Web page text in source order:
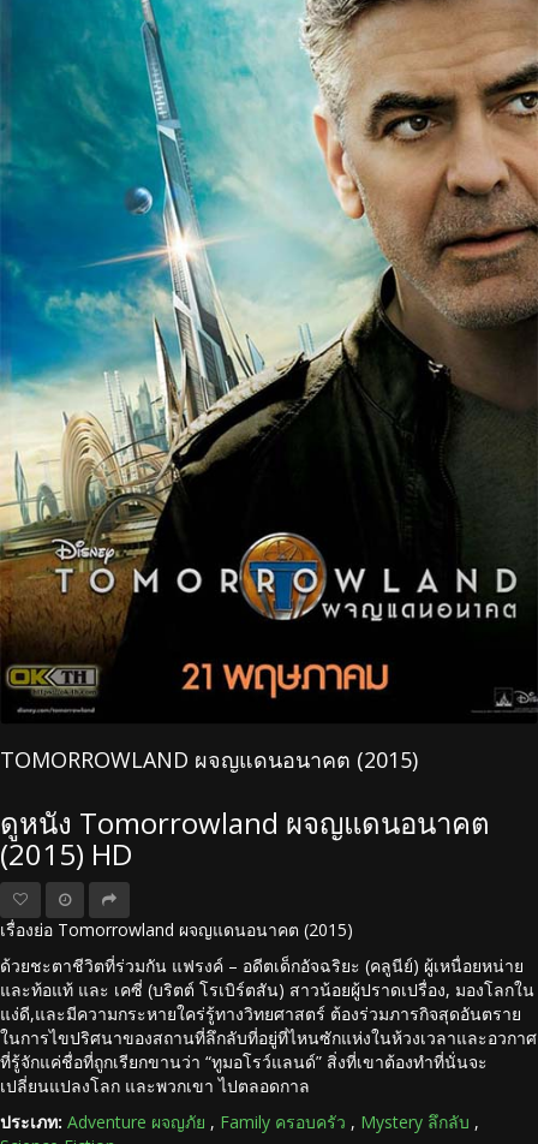
TOMORROWLAND ผจญแดนอนาคต (2015)
ดูหนัง Tomorrowland ผจญแดนอนาคต
(2015) HD
เรื่องย่อ Tomorrowland ผจญแดนอนาคต (2015)
ด้วยชะตาชีวิตที่ร่วมกัน แฟรงค์ – อดีตเด็กอัจฉริยะ (คลูนีย์) ผู้เหนื่อยหน่าย
และท้อแท้ และ เคซี่ (บริตต์ โรเบิร์ตสัน) สาวน้อยผู้ปราดเปรื่อง, มองโลกใน
แง่ดี,และมีความกระหายใคร่รู้ทางวิทยศาสตร์ ต้องร่วมภารกิจสุดอันตราย
ในการไขปริศนาของสถานที่ลึกลับที่อยู่ที่ไหนซักแห่งในห้วงเวลาและอวกาศ
ที่รู้จักแค่ชื่อที่ถูกเรียกขานว่า “ทูมอโรว์แลนด์” สิ่งที่เขาต้องทำที่นั่นจะ
เปลี่ยนแปลงโลก และพวกเขา ไปตลอดกาล
ประเภท: Adventure ผจญภัย , Family ครอบครัว , Mystery ลึกลับ ,